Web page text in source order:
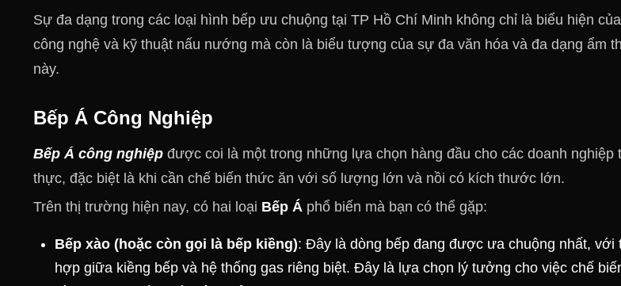
Sự đa dạng trong các loại hình bếp ưu chuộng tại TP Hồ Chí Minh không chỉ là biểu hiện
công nghệ và kỹ thuật nấu nướng mà còn là biểu tượng của sự đa văn hóa và đa dạng ẩm
này.
Bếp Á Công Nghiệp
Bếp Á công nghiệp được coi là một trong những lựa chọn hàng đầu cho các doanh nghiệp
thực, đặc biệt là khi cần chế biến thức ăn với số lượng lớn và nồi có kích thước lớn.
Trên thị trường hiện nay, có hai loại Bếp Á phổ biến mà bạn có thể gặp:
Bếp xào (hoặc còn gọi là bếp kiềng): Đây là dòng bếp đang được ưa chuộng nhất, với
hợp giữa kiềng bếp và hệ thống gas riêng biệt. Đây là lựa chọn lý tưởng cho việc chế